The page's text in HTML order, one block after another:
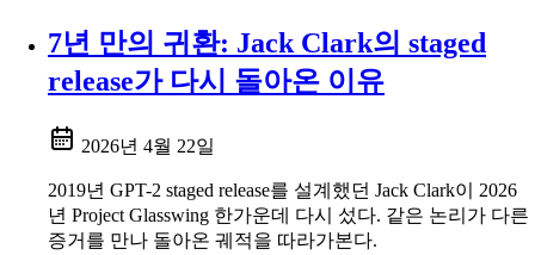
7년 만의 귀환: Jack Clark의 staged
release가 다시 돌아온 이유
2026년 4월 22일
2019년 GPT-2 staged release를 설계했던 Jack Clark이 2026
년 Project Glasswing 한가운데 다시 섰다. 같은 논리가 다른
증거를 만나 돌아온 궤적을 따라가본다.